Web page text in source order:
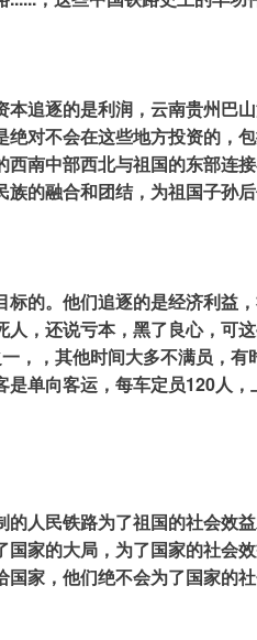
本追逐的是利润，云南贵州巴
对不会在这些地方投资的，
南中部西北与祖国的东部连
的融合和团结，为祖国子孙
标的。他们追逐的是经济利益
，还说亏本，黑了良心，可
，，其他时间大多不满员，
单向客运，每车定员120人
的人民铁路为了祖国的社会效
国家的大局，为了国家的社会
家，他们绝不会为了国家的